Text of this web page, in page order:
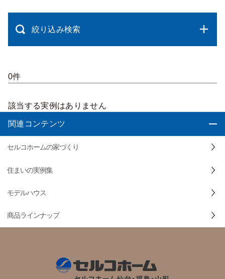
絞り込み検索
0件
該当する実例はありません
関連コンテンツ
セルコホームの家づくり
住まいの実例集
モデルハウス
商品ラインナップ